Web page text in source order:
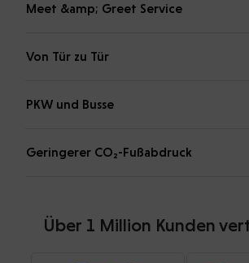
Meet &amp; Greet Service
Von Tür zu Tür
PKW und Busse
Geringerer CO₂-Fußabdruck
Über 1 Million Kunden